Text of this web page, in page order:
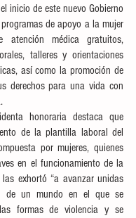
inicio de este nuevo Gobierno
de apoyo a la mujer
atención médica gratuitos,
talleres y orientaciones
así como la promoción de
derechos para una vida con
honoraria destaca que
de la plantilla laboral del
por mujeres, quienes
en el funcionamiento de la
exhortó “a avanzar unidas
de un mundo en el que se
formas de violencia y se